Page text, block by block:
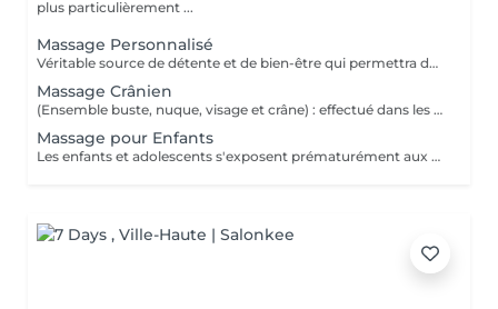
plus particulièrement ...
Massage Personnalisé
Véritable source de détente et de bien-être qui permettra de retirer les noeuds musculaires tout en favorisant un état intense de relaxation, des pieds à la tête ou selon vos besoins et envie. Un moment de lâcher prise pour le corps et l'esprit.
Massage Crânien
(Ensemble buste, nuque, visage et crâne) : effectué dans les règles de l'art, le massage crânien possède de nombreuses vertus : il lutte contre la fatigue, il réduit le stress, il atténue les maux de tête, il combat les insomnies et il calme les tensions dans la nuque et le haut du dos. Un beau moment de déconnexion totale, de quoi vous vider complètement la tête.
Massage pour Enfants
Les enfants et adolescents s'exposent prématurément aux agitations du quotidien. Le massage constitue le début d'un apprentissage pour prendre soin de leur corps et de leur bien-être, dès leur plus jeune âge. Il favorise son développement et sa croissance et peut être une source de guérison et d'un bon équilibre pour son organisme. De quoi également lui donner confiance durant cette période de transition vers l'âge adulte.